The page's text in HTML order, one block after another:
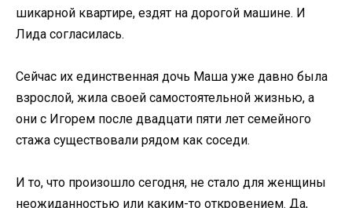
шикарной квартире, ездят на дорогой машине. И
Лида согласилась.
Сейчас их единственная дочь Маша уже давно была
взрослой, жила своей самостоятельной жизнью, а
они с Игорем после двадцати пяти лет семейного
стажа существовали рядом как соседи.
И то, что произошло сегодня, не стало для женщины
неожиданностью или каким-то откровением. Да,